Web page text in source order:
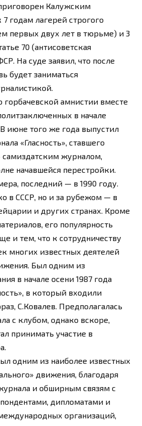
Калужским
годам лагерей строгого
первых двух лет в тюрьме) и 3
70 (антисоветская
На суде заявил, что после
будет заниматься
амнистии вместе
в начале
В июне того же года выпустил
«Гласность», ставшего
журналом,
начавшейся перестройки.
последний — в 1990 году.
в СССР, но и за рубежом — в
и других странах. Кроме
его популярность
и тем, что к сотрудничеству
многих известных деятелей
Был одним из
в начале осени 1987 года
в который входили
С.Ковалев. Предполагалась
с клубом, однако вскоре,
принимать участие в
одним из наиболее известных
движения, благодаря
и обширным связям с
дипломатами и
организаций,